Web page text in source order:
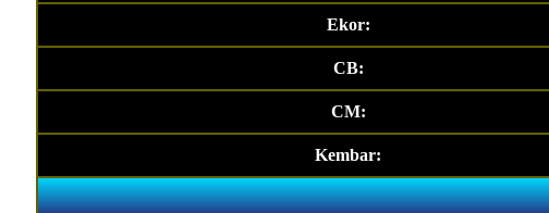
Ekor:
CB:
CM:
Kembar: